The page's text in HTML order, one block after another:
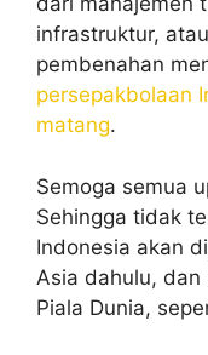
infrastruktur,
pembenahan
persepakbolaan
matang.
Semoga semua
Sehingga tidak
Indonesia akan
Asia dahulu,
Piala Dunia,